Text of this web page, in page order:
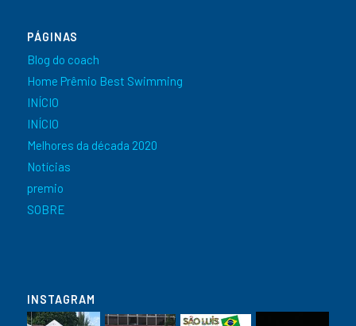
PÁGINAS
Blog do coach
Home Prêmio Best Swimming
INÍCIO
INÍCIO
Melhores da década 2020
Notícias
premio
SOBRE
INSTAGRAM